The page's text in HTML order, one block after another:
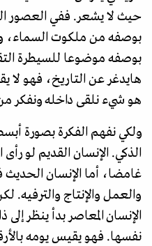
حيث لا يشعر. ففي العصور
بوصفه من ملكوت السماء،
بوصفه موضوعا للسيطرة
هايدغر عن التاريخ، فهو
هو شيء نلقى داخله ونفكر
ولكي نفهم الفكرة بصورة
الذكي. الإنسان القديم لو
غامضا، أما الإنسان الحديث
والعمل والإنتاج والترفيه.
الإنسان المعاصر بدأ ينظر إلى
نفسها. فهو يقيس يومه